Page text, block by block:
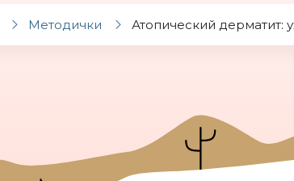
Методички Атопический дерматит: